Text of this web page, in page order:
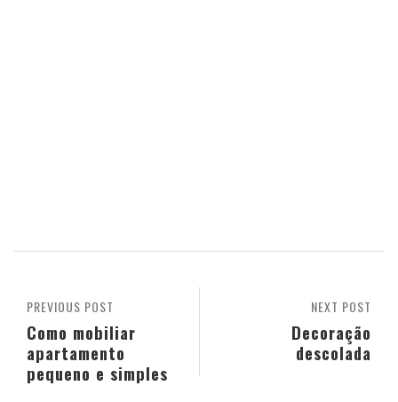
NEXT POST
Decoração
descolada
PREVIOUS POST
Como mobiliar
apartamento
pequeno e simples